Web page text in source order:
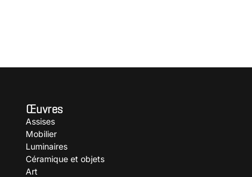
Œuvres
Assises
Mobilier
Luminaires
Céramique et objets
Art